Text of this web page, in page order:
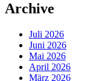
Archive
Juli 2026
Juni 2026
Mai 2026
April 2026
März 2026